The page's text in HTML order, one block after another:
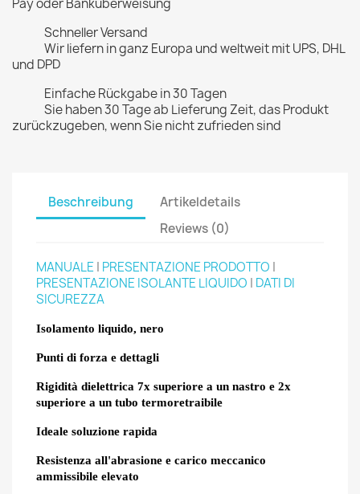
Pay oder Banküberweisung
Schneller Versand
Wir liefern in ganz Europa und weltweit mit UPS, DHL
und DPD
Einfache Rückgabe in 30 Tagen
Sie haben 30 Tage ab Lieferung Zeit, das Produkt
zurückzugeben, wenn Sie nicht zufrieden sind
Beschreibung
Artikeldetails
Reviews (0)
MANUALE| PRESENTAZIONE PRODOTTO |
PRESENTAZIONE ISOLANTE LIQUIDO | DATI DI
SICUREZZA
Isolamento liquido, nero
Punti di forza e dettagli
Rigidità dielettrica 7x superiore a un nastro e 2x
superiore a un tubo termoretraibile
Ideale soluzione rapida
Resistenza all'abrasione e carico meccanico
ammissibile elevato